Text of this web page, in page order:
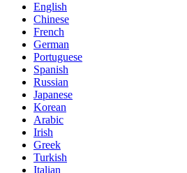
English
Chinese
French
German
Portuguese
Spanish
Russian
Japanese
Korean
Arabic
Irish
Greek
Turkish
Italian